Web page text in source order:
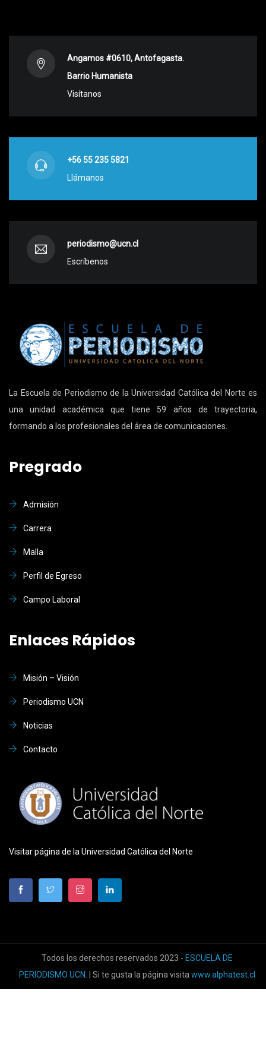
Angamos #0610, Antofagasta.
Barrio Humanista
Visítanos
+56 55 235 5821
Llámanos
periodismo@ucn.cl
Escríbenos
La Escuela de Periodismo de la Universidad Católica del Norte es
una unidad académica que tiene 59 años de trayectoria,
formando a los profesionales del área de comunicaciones.
Pregrado
Admisión
Carrera
Malla
Perfil de Egreso
Campo Laboral
Enlaces Rápidos
Misión – Visión
Periodismo UCN
Noticias
Contacto
Visitar página de la Universidad Católica del Norte
Todos los derechos reservados 2023 - ESCUELA DE
PERIODISMO UCN
. | Si te gusta la página visita www.alphatest.cl